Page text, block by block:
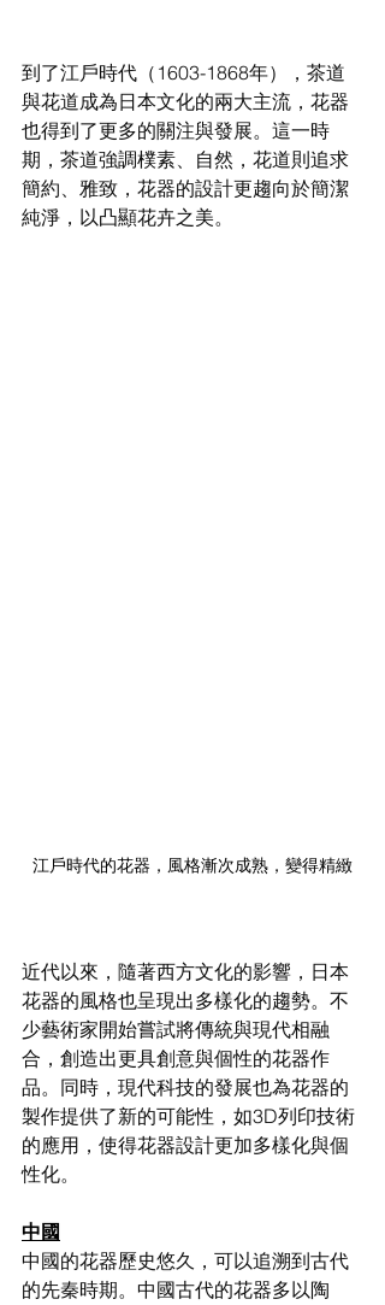
到了江戶時代（1603-1868年），茶道
與花道成為日本文化的兩大主流，花器
也得到了更多的關注與發展。這一時
期，茶道強調樸素、自然，花道則追求
簡約、雅致，花器的設計更趨向於簡潔
純淨，以凸顯花卉之美。
江戶時代的花器，風格漸次成熟，變得精緻
近代以來，隨著西方文化的影響，日本
花器的風格也呈現出多樣化的趨勢。不
少藝術家開始嘗試將傳統與現代相融
合，創造出更具創意與個性的花器作
品。同時，現代科技的發展也為花器的
製作提供了新的可能性，如3D列印技術
的應用，使得花器設計更加多樣化與個
性化。
中國
中國的花器歷史悠久，可以追溯到古代
的先秦時期。中國古代的花器多以陶